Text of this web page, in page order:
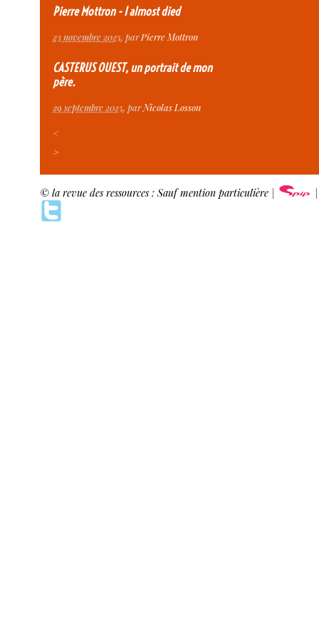
Pierre Mottron - I almost died
23 novembre 2025, parPierre Mottron
CASTERUS OUEST, un portrait de mon
père.
29 septembre 2025, parNicolas Losson
<
>
© la revue des ressources : Sauf mention particulière |